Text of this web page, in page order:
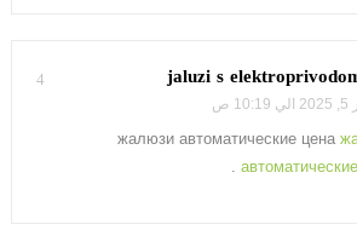
4 jaluzi s
жалюзи автоматические цена
.